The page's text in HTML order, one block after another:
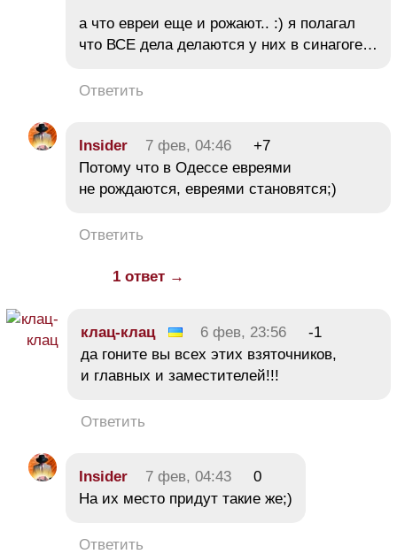
а что евреи еще и рожают.. :) я полагал
что ВСЕ дела делаются у них в синагоге…
Ответить
Insider 7 фев, 04:46
+7
Потому что в Одессе евреями
не рождаются, евреями становятся;)
Ответить
1 ответ →
клац-клац 6 фев, 23:56
-1
да гоните вы всех этих взяточников,
и главных и заместителей!!!
Ответить
Insider 7 фев, 04:43
0
На их место придут такие же;)
Ответить